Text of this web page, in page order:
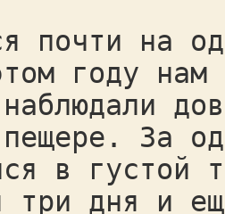
почти на
нам
За
в густой
три дня и